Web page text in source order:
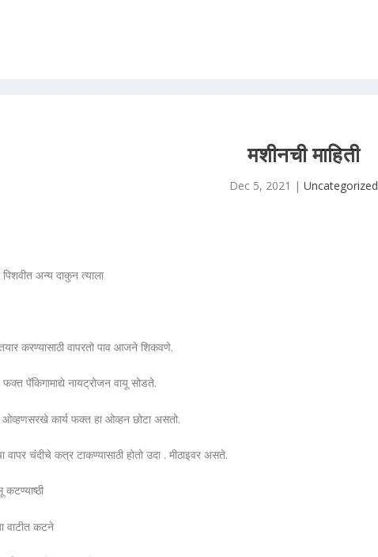
मशीनची माहिती
Dec 5, 2021 | Uncategorized
अन्य दाकुन त्याला
करण्यासाठी वापरतो पाव आजने शिकवणे.
पॅकिगामाद्ये नायट्रोजन वायू सोडते.
कार्य फक्त हा ओव्हन छोटा असतो.
चंदीचे कत्र टाकण्यासाठी होतो उदा . मीठाइवर असते.
वाटीत कटने